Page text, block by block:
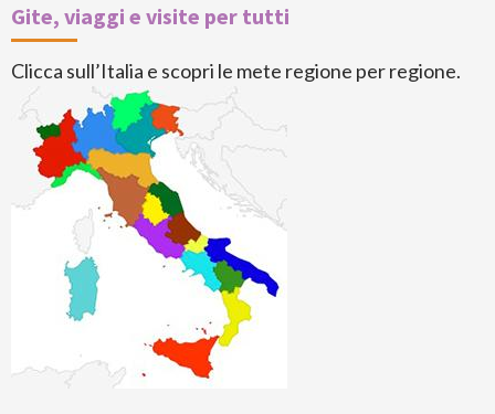
Gite, viaggi e visite per tutti
Clicca sull’Italia e scopri le mete regione per regione.